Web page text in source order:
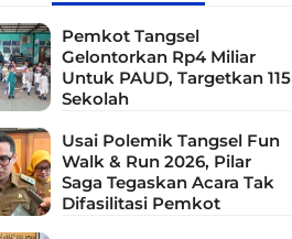
Pemkot Tangsel
Gelontorkan Rp4 Miliar
Untuk PAUD, Targetkan 115
Sekolah
Usai Polemik Tangsel Fun
Walk & Run 2026, Pilar
Saga Tegaskan Acara Tak
Difasilitasi Pemkot